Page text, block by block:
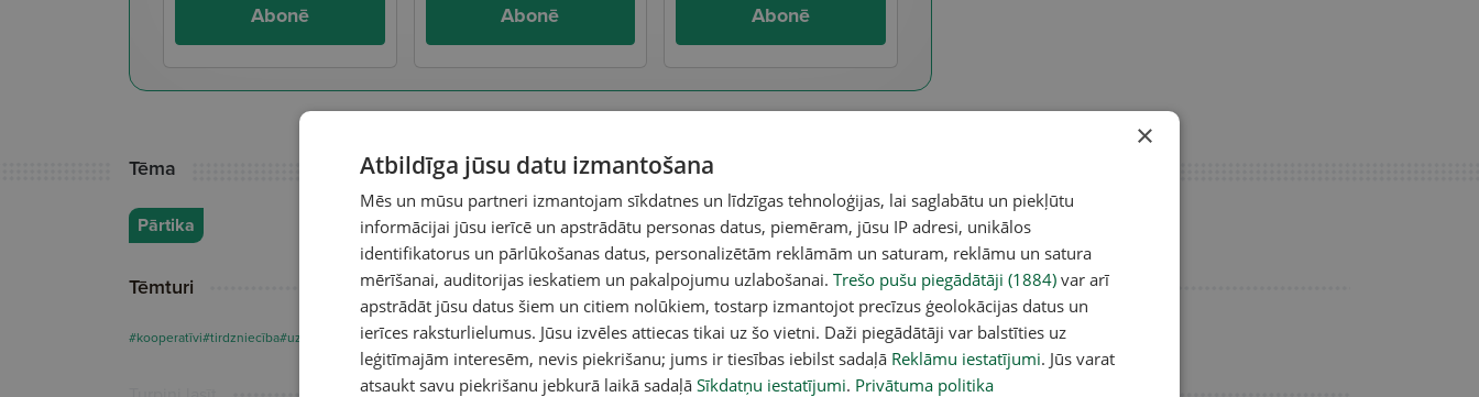
Abonē
Abonē
Abonē
Tēma
Pārtika
Tēmturi
#kooperatīvi#tirdzniecība#uzņēmēji
×
Atbildīga jūsu datu izmantošana
Mēs un mūsu partneri izmantojam sīkdatnes un līdzīgas tehnoloģijas, lai saglabātu un piekļūtu
informācijai jūsu ierīcē un apstrādātu personas datus, piemēram, jūsu IP adresi, unikālos
identifikatorus un pārlūkošanas datus, personalizētām reklāmām un saturam, reklāmu un satura
mērīšanai, auditorijas ieskatiem un pakalpojumu uzlabošanai. Trešo pušu piegādātāji (1884) var arī
apstrādāt jūsu datus šiem un citiem nolūkiem, tostarp izmantojot precīzus ģeolokācijas datus un
ierīces raksturlielumus. Jūsu izvēles attiecas tikai uz šo vietni. Daži piegādātāji var balstīties uz
leģitīmajām interesēm, nevis piekrišanu; jums ir tiesības iebilst sadaļā Reklāmu iestatījumi. Jūs varat
atsaukt savu piekrišanu jebkurā laikā sadaļā Sīkdatņu iestatījumi. Privātuma politika